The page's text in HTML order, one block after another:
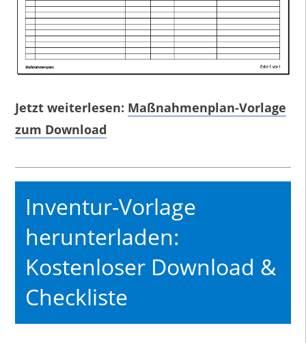
Jetzt weiterlesen: Maßnahmenplan-Vorlage
zum Download
Inventur-Vorlage
herunterladen:
Kostenloser Download &
Checkliste